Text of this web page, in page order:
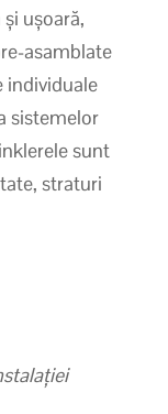
ușoară,
asamblate
individuale
sistemelor
sunt
straturi